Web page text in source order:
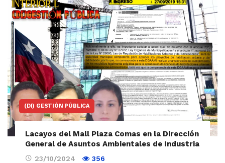
(DI) GESTIÓN PÚBLICA
Lacayos del Mall Plaza Comas en la Dirección
General de Asuntos Ambientales de Industria
23/10/2024 356